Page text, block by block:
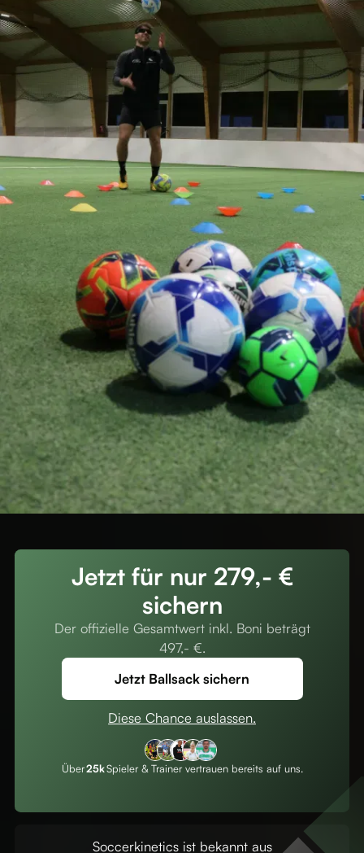
Jetzt für nur 279,- €
sichern
Der offizielle Gesamtwert inkl. Boni beträgt
497,- €.
Jetzt Ballsack sichern
Diese Chance auslassen.
Über25kSpieler & Trainer vertrauen bereits auf uns.
Soccerkinetics ist bekannt aus